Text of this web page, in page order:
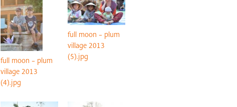
full moon – plum
village 2013
(4).jpg
full moon – plum
village 2013
(5).jpg